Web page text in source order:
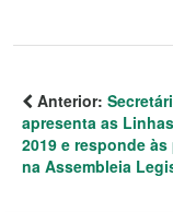
Anterior:
apresenta as
2019 e responde
na Assembleia